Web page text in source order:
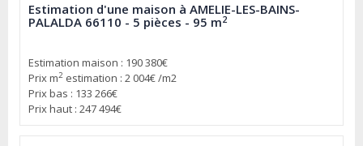
Estimation d'une maison à AMELIE-LES-BAINS-
PALALDA 66110 - 5 pièces - 95 m2
Estimation maison : 190 380€
Prix m2 estimation : 2 004€ /m2
Prix bas : 133 266€
Prix haut : 247 494€